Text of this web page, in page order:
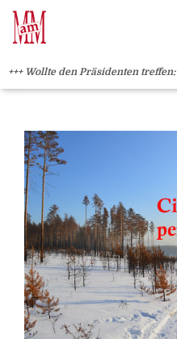
Weiterlesen" />
+++ Wollte den Präsidenten